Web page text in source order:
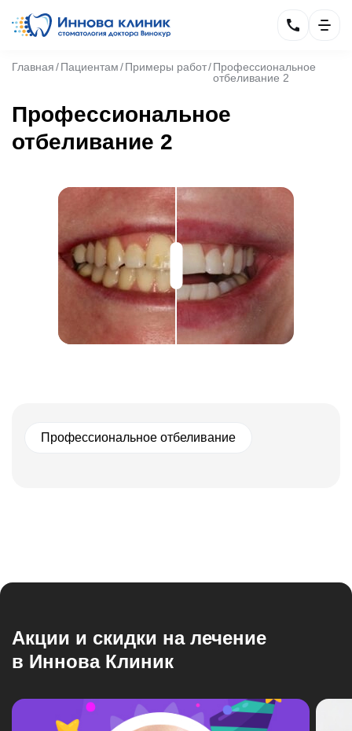
Главная Пациентам Примеры работ Профессиональное
отбеливание 2
Профессиональное
отбеливание 2
Профессиональное отбеливание
Акции и скидки на лечение
в Иннова Клиник